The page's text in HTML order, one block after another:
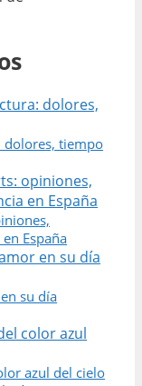
dolores, tiempo
España
su día
azul del cielo